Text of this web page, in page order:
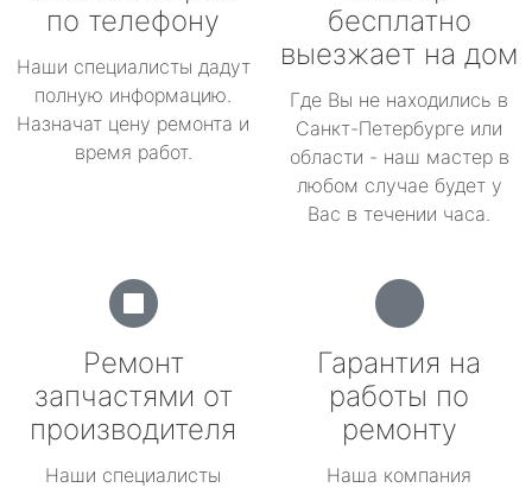
по телефону
Наши специалисты дадут
полную информацию.
Назначат цену ремонта и
время работ.
бесплатно
выезжает на дом
Где Вы не находились в
Санкт-Петербурге или
области - наш мастер в
любом случае будет у
Вас в течении часа.
Ремонт
запчастями от
производителя
Наши специалисты
Гарантия на
работы по
ремонту
Наша компания